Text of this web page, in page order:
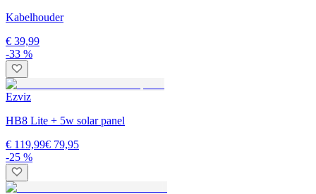
Kabelhouder
€ 39,99
-33 %
Ezviz
HB8 Lite + 5w solar panel
€ 119,99€ 79,95
-25 %